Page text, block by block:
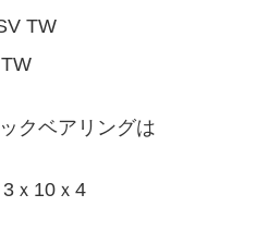
TW
クベアリングは
ｘ10ｘ4